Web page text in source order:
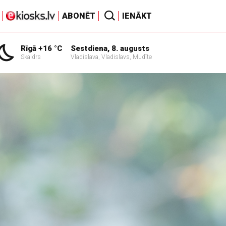
ABONĒT IENĀKT
Rīgā +16 °C
Skaidrs
Sestdiena, 8. augusts
Vladislava, Vladislavs, Mudīte